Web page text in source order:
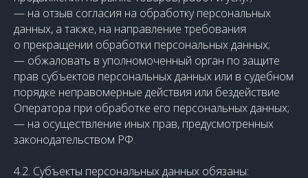
— на отзыв согласия на обработку персональных
данных, а также, на направление требования
о прекращении обработки персональных данных;
— обжаловать в уполномоченный орган по защите
прав субъектов персональных данных или в судебном
порядке неправомерные действия или бездействие
Оператора при обработке его персональных данных;
— на осуществление иных прав, предусмотренных
законодательством РФ.
4.2. Субъекты персональных данных обязаны: